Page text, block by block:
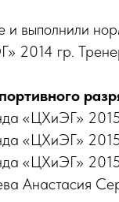
и выполнили
2014 гр.
«ЦХиЭГ»
«ЦХиЭГ»
«ЦХиЭГ»
Анастасия